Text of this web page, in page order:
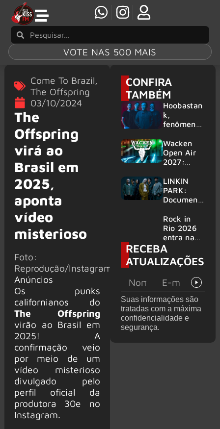
VOTE NAS 500 MAIS
Come To Brazil,
The Offspring
03/10/2024
The
Offspring
virá ao
Brasil em
2025,
aponta
vídeo
misterioso
Foto:
Reprodução/Instagram
Anúncios
Os punks
californianos do
The Offspring
virão ao Brasil em
2025! A
confirmação veio
por meio de um
vídeo misterioso
divulgado pelo
perfil oficial da
produtora 30e no
Instagram.
CONFIRA
TAMBÉM
Hoobastan
k,
fenômeno
rock anos
2000,
volta ao
6 shows
Wacken
Open Air
2027:
amplia
line-up e
já
mais de 50
bandas
LINKIN
PARK:
Document
‘Unshatter’
e álbum ao
vivo são
anunciados
Rock in
Rio 2026
entra na
reta final
com
Cidade do
montagem
acelerada
e line-up
completo
confirmad
RECEBA
ATUALIZAÇÕES
Suas informações são
tratadas com a máxima
confidencialidade e
segurança.